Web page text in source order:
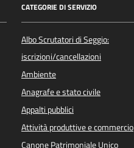
CATEGORIE DI SERVIZIO
Albo Scrutatori di Seggio:
iscrizioni/cancellazioni
Ambiente
Anagrafe e stato civile
Appalti pubblici
Attività produttive e commercio
Canone Patrimoniale Unico